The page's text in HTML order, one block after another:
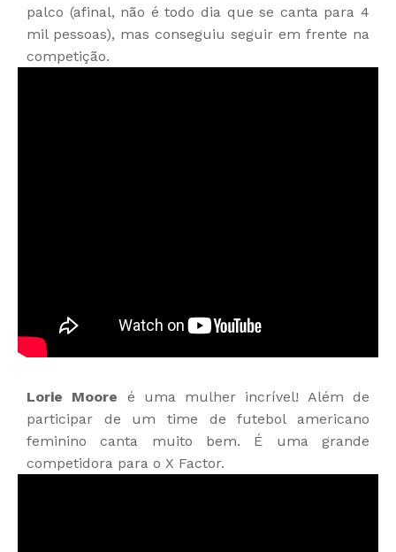
palco (afinal, não é todo dia que se canta para 4
mil pessoas), mas conseguiu seguir em frente na
competição.
Lorie Moore é uma mulher incrível! Além de
participar de um time de futebol americano
feminino canta muito bem. É uma grande
competidora para o X Factor.